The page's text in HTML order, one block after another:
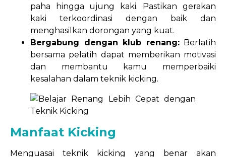
paha hingga ujung kaki. Pastikan gerakan
kaki terkoordinasi dengan baik dan
menghasilkan dorongan yang kuat.
Bergabung dengan klub renang:Berlatih
bersama pelatih dapat memberikan motivasi
dan membantu kamu memperbaiki
kesalahan dalam teknik kicking.
Manfaat Kicking
Menguasai teknik kicking yang benar akan